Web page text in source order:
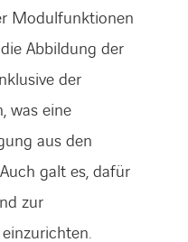
Modulfunktionen
Abbildung der
der
was eine
aus den
galt es, dafür
zur